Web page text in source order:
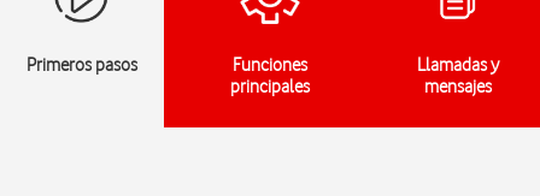
Primeros pasos
Funciones
principales
Llamadas y
mensajes